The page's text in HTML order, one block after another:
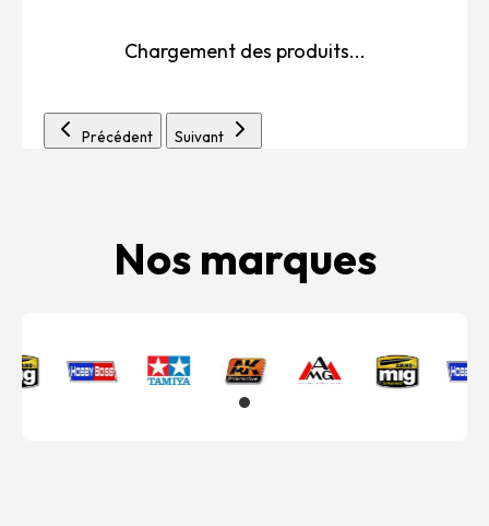
Chargement des produits...
Précédent Suivant
Nos marques